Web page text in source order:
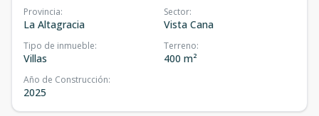
Provincia:
La Altagracia
Sector:
Vista Cana
Tipo de inmueble:
Villas
Terreno:
400 m²
Año de Construcción:
2025